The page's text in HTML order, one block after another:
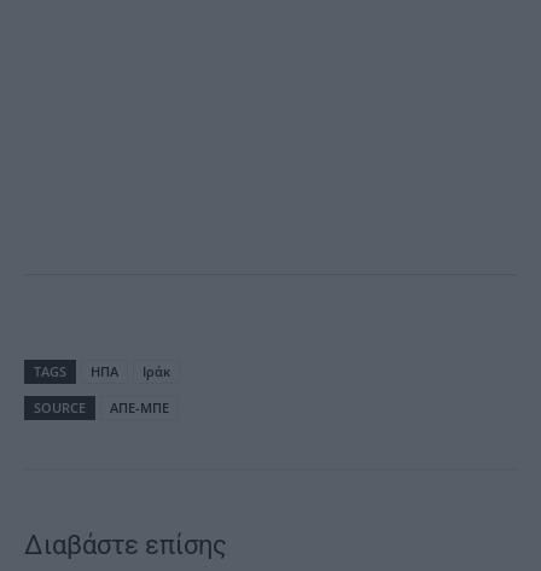
TAGS ΗΠΑ
Ιράκ
SOURCE
ΑΠΕ-ΜΠΕ
Διαβάστε επίσης